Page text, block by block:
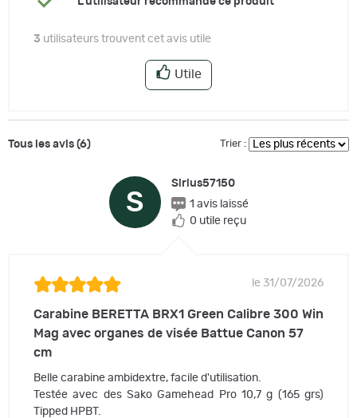
3 utilisateurs trouvent cet avis utile
Utile
Tous les avis (6) Trier :
S
Sirius57150
1 avis laissé
0 utile reçu
le 31/07/2026
Carabine BERETTA BRX1 Green Calibre 300 Win
Mag avec organes de visée Battue Canon 57
cm
Belle carabine ambidextre, facile d'utilisation.
Testée avec des Sako Gamehead Pro 10,7 g (165 grs)
Tipped HPBT.